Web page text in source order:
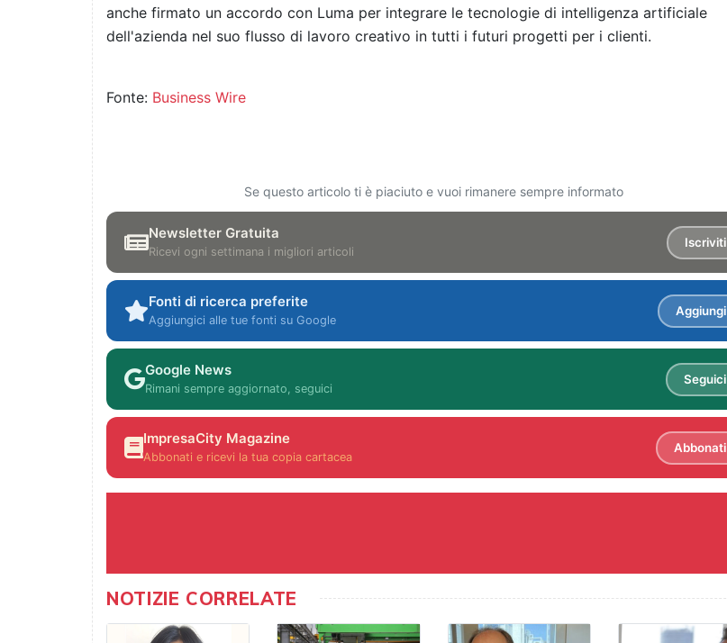
anche firmato un accordo con Luma per integrare le tecnologie di intelligenza artificiale
dell'azienda nel suo flusso di lavoro creativo in tutti i futuri progetti per i clienti.
Fonte: Business Wire
Se questo articolo ti è piaciuto e vuoi rimanere sempre informato
Newsletter Gratuita
Ricevi ogni settimana i migliori articoli
Iscriviti
Fonti di ricerca preferite
Aggiungici alle tue fonti su Google
Aggiungi
Google News
Rimani sempre aggiornato, seguici
Seguici
ImpresaCity Magazine
Abbonati e ricevi la tua copia cartacea
Abbonati
NOTIZIE CORRELATE